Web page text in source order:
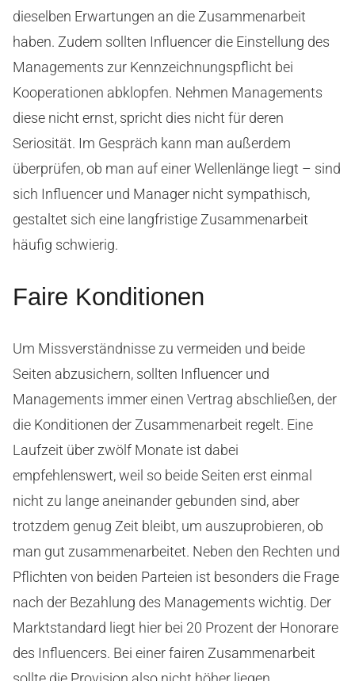
dieselben Erwartungen an die Zusammenarbeit
haben. Zudem sollten Influencer die Einstellung des
Managements zur Kennzeichnungspflicht bei
Kooperationen abklopfen. Nehmen Managements
diese nicht ernst, spricht dies nicht für deren
Seriosität. Im Gespräch kann man außerdem
überprüfen, ob man auf einer Wellenlänge liegt – sind
sich Influencer und Manager nicht sympathisch,
gestaltet sich eine langfristige Zusammenarbeit
häufig schwierig.
Faire Konditionen
Um Missverständnisse zu vermeiden und beide
Seiten abzusichern, sollten Influencer und
Managements immer einen Vertrag abschließen, der
die Konditionen der Zusammenarbeit regelt. Eine
Laufzeit über zwölf Monate ist dabei
empfehlenswert, weil so beide Seiten erst einmal
nicht zu lange aneinander gebunden sind, aber
trotzdem genug Zeit bleibt, um auszuprobieren, ob
man gut zusammenarbeitet. Neben den Rechten und
Pflichten von beiden Parteien ist besonders die Frage
nach der Bezahlung des Managements wichtig. Der
Marktstandard liegt hier bei 20 Prozent der Honorare
des Influencers. Bei einer fairen Zusammenarbeit